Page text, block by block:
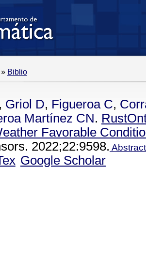
» Biblio
, Griol D, Figueroa C,
Martínez CN.
Favorable
2022;22:9598. Abstract
Google Scholar